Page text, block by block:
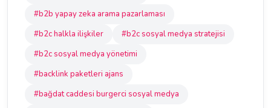
#b2b yapay zeka arama pazarlaması
#b2c halkla ilişkiler
#b2c sosyal medya stratejisi
#b2c sosyal medya yönetimi
#backlink paketleri ajans
#bağdat caddesi burgerci sosyal medya